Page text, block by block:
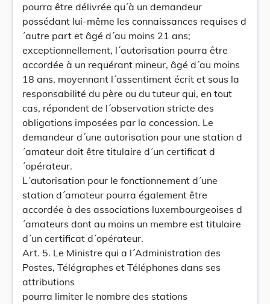
pourra être délivrée qu´à un demandeur
possédant lui-même les connaissances requises d
´autre part et âgé d´au moins 21 ans;
exceptionnellement, l´autorisation pourra être
accordée à un requérant mineur, âgé d´au moins
18 ans, moyennant l´assentiment écrit et sous la
responsabilité du père ou du tuteur qui, en tout
cas, répondent de l´observation stricte des
obligations imposées par la concession. Le
demandeur d´une autorisation pour une station d
´amateur doit être titulaire d´un certificat d
´opérateur.
L´autorisation pour le fonctionnement d´une
station d´amateur pourra également être
accordée à des associations luxembourgeoises d
´amateurs dont au moins un membre est titulaire
d´un certificat d´opérateur.
Art. 5. Le Ministre qui a l´Administration des
Postes, Télégraphes et Téléphones dans ses
attributions
pourra limiter le nombre des stations